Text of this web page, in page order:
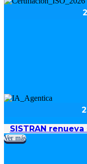
SISTRAN
Ver más